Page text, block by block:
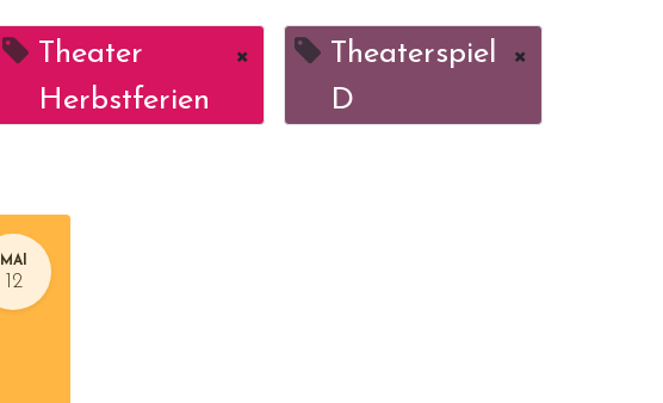
Theater
Herbstferien
×
Theaterspiel
D
×
MAI
12